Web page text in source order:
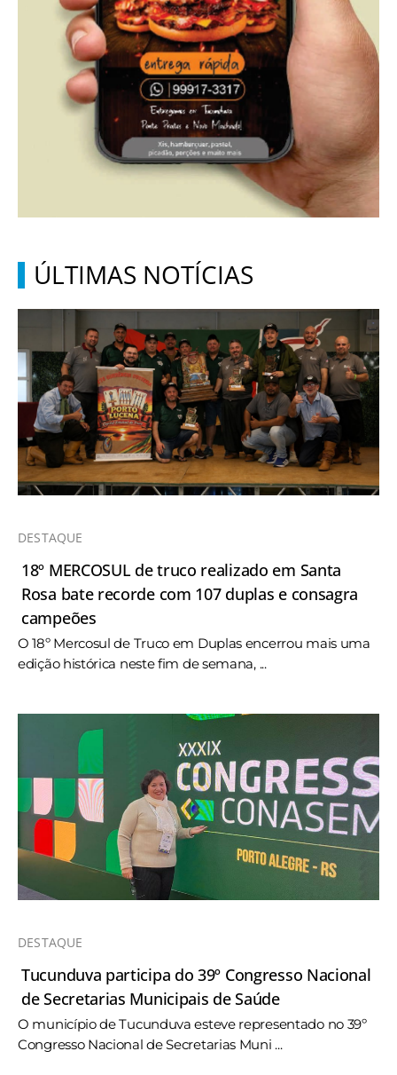
ÚLTIMAS NOTÍCIAS
DESTAQUE
18º MERCOSUL de truco realizado em Santa
Rosa bate recorde com 107 duplas e consagra
campeões
O 18º Mercosul de Truco em Duplas encerrou mais uma
edição histórica neste fim de semana, ...
DESTAQUE
Tucunduva participa do 39º Congresso Nacional
de Secretarias Municipais de Saúde
O município de Tucunduva esteve representado no 39º
Congresso Nacional de Secretarias Muni ...